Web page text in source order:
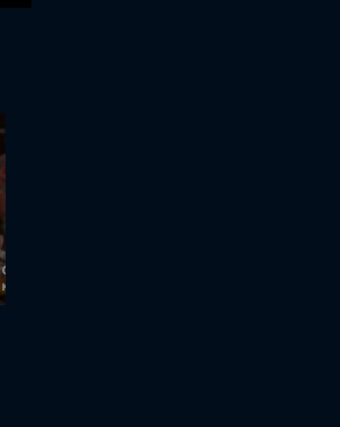
Cash or Trash | Ο Στρουγγάρης θεωρεί τις
καρέκλες της Μίτσης παρωχημένες!